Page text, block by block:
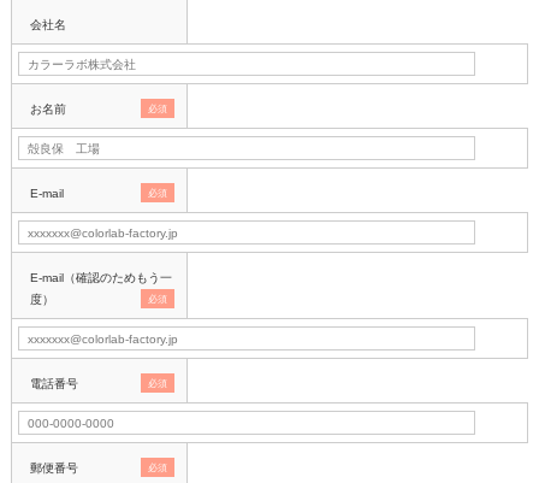
会社名
お名前 必須
E-mail 必須
E-mail（確認のためもう一
度）
必須
電話番号 必須
郵便番号 必須